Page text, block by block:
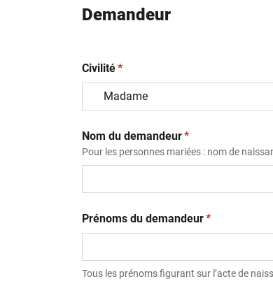
Demandeur
Civilité(obligatoire)
*
Nom du demandeur(obligatoire)
*
Pour les personnes mariées : nom de
Prénoms du demandeur(obligatoire)
*
Tous les prénoms figurant sur l’acte de